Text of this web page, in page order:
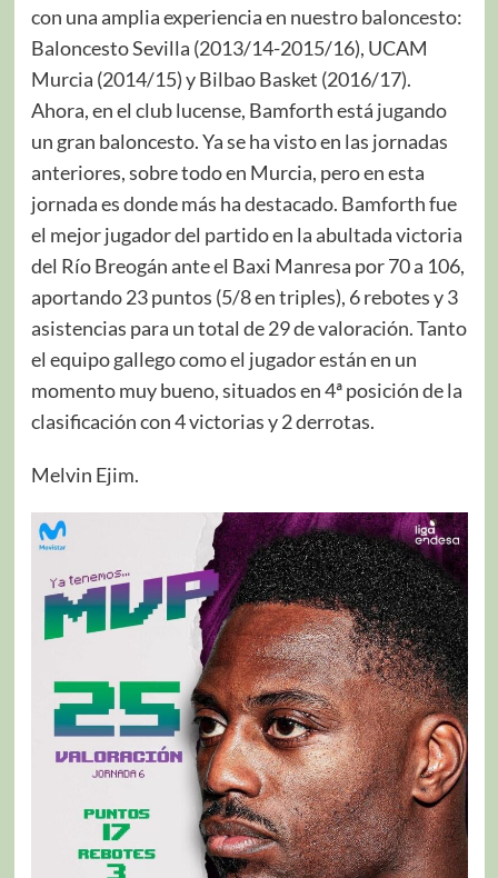
con una amplia experiencia en nuestro baloncesto:
Baloncesto Sevilla (2013/14-2015/16), UCAM
Murcia (2014/15) y Bilbao Basket (2016/17).
Ahora, en el club lucense, Bamforth está jugando
un gran baloncesto. Ya se ha visto en las jornadas
anteriores, sobre todo en Murcia, pero en esta
jornada es donde más ha destacado. Bamforth fue
el mejor jugador del partido en la abultada victoria
del Río Breogán ante el Baxi Manresa por 70 a 106,
aportando 23 puntos (5/8 en triples), 6 rebotes y 3
asistencias para un total de 29 de valoración. Tanto
el equipo gallego como el jugador están en un
momento muy bueno, situados en 4ª posición de la
clasificación con 4 victorias y 2 derrotas.
Melvin Ejim.